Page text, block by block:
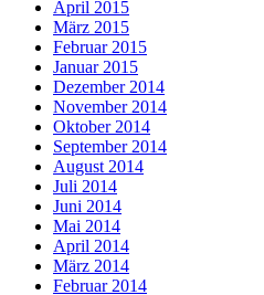
April 2015
März 2015
Februar 2015
Januar 2015
Dezember 2014
November 2014
Oktober 2014
September 2014
August 2014
Juli 2014
Juni 2014
Mai 2014
April 2014
März 2014
Februar 2014